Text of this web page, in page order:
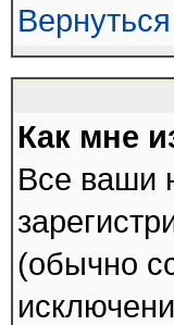
Как мне
Все ваши
(обычно